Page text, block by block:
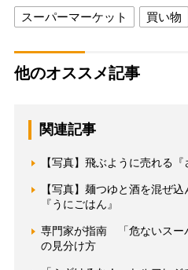
スーパーマーケット 買い物
他のオススメ記事
関連記事
【写真】飛ぶように売れる
【写真】麺つゆと酒を混ぜ
『うにごはん』
専門家が指南 「危ないスー
の見分け方